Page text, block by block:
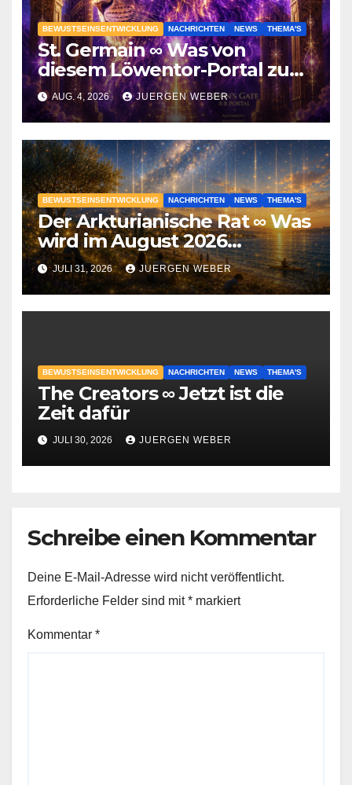
BEWUSTSEINSENTWICKLUNG NACHRICHTEN NEWS THEMA'S
St. Germain ∞ Was von
diesem Löwentor-Portal zu
erwarten ist
AUG. 4, 2026 JUERGEN WEBER
BEWUSTSEINSENTWICKLUNG NACHRICHTEN NEWS THEMA'S
Der Arkturianische Rat ∞ Was
wird im August 2026
geschehen?
JULI 31, 2026 JUERGEN WEBER
BEWUSTSEINSENTWICKLUNG NACHRICHTEN NEWS THEMA'S
The Creators ∞ Jetzt ist die
Zeit dafür
JULI 30, 2026 JUERGEN WEBER
Schreibe einen Kommentar
Deine E-Mail-Adresse wird nicht veröffentlicht.
Erforderliche Felder sind mit* markiert
Kommentar *